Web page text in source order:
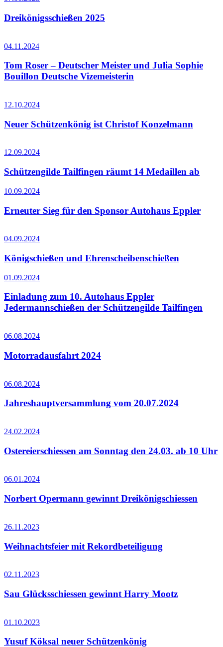
Dreikönigsschießen 2025
04.11.2024
Tom Roser – Deutscher Meister und Julia Sophie
Bouillon Deutsche Vizemeisterin
12.10.2024
Neuer Schützenkönig ist Christof Konzelmann
12.09.2024
Schützengilde Tailfingen räumt 14 Medaillen ab
10.09.2024
Erneuter Sieg für den Sponsor Autohaus Eppler
04.09.2024
Königschießen und Ehrenscheibenschießen
01.09.2024
Einladung zum 10. Autohaus Eppler
Jedermannschießen der Schützengilde Tailfingen
06.08.2024
Motorradausfahrt 2024
06.08.2024
Jahreshauptversammlung vom 20.07.2024
24.02.2024
Ostereierschiessen am Sonntag den 24.03. ab 10 Uhr
06.01.2024
Norbert Opermann gewinnt Dreikönigschiessen
26.11.2023
Weihnachtsfeier mit Rekordbeteiligung
02.11.2023
Sau Glücksschiessen gewinnt Harry Mootz
01.10.2023
Yusuf Köksal neuer Schützenkönig